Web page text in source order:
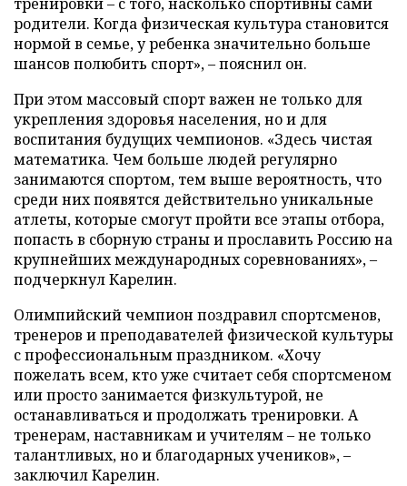
родители. Когда физическая культура становится
нормой в семье, у ребенка значительно больше
шансов полюбить спорт», – пояснил он.
При этом массовый спорт важен не только для
укрепления здоровья населения, но и для
воспитания будущих чемпионов. «Здесь чистая
математика. Чем больше людей регулярно
занимаются спортом, тем выше вероятность, что
среди них появятся действительно уникальные
атлеты, которые смогут пройти все этапы отбора,
попасть в сборную страны и прославить Россию на
крупнейших международных соревнованиях», –
подчеркнул Карелин.
Олимпийский чемпион поздравил спортсменов,
тренеров и преподавателей физической культуры
с профессиональным праздником. «Хочу
пожелать всем, кто уже считает себя спортсменом
или просто занимается физкультурой, не
останавливаться и продолжать тренировки. А
тренерам, наставникам и учителям – не только
талантливых, но и благодарных учеников», –
заключил Карелин.